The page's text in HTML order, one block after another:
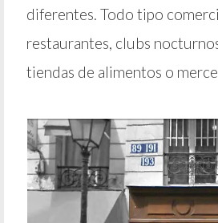
diferentes. Todo tipo
restaurantes, clubs
tiendas de alimentos o